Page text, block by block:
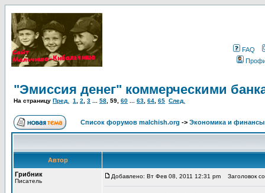
FAQ
"Эмиссия денег" коммерческими
На страницу Пред. 1 2 3 58 59 60 63 64 65 След.
Список форумов malchish.org -> Экономика и финансы
Автор
Грибник
Писатель
Добавлено: Вт Фев 08, 2011 12:31 pm Заголовок